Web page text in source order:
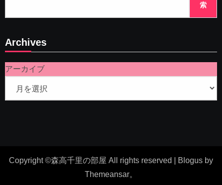
索
Archives
アーカイブ
Copyright ©森高千里の部屋 All rights reserved Blogus by
Themeansar。